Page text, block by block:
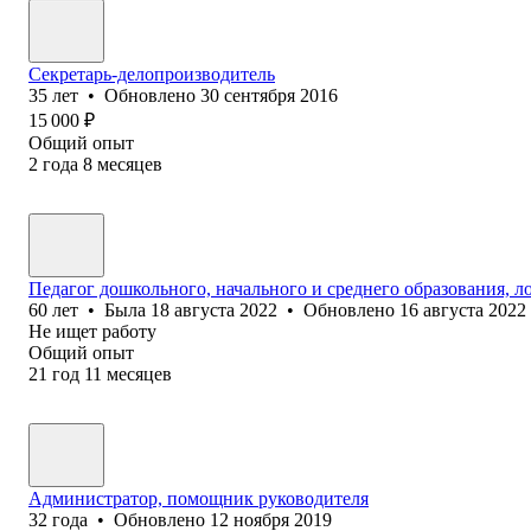
Секретарь-делопроизводитель
35 лет • Обновлено 30 сентября 2016
15 000 ₽
Общий опыт
2 года 8 месяцев
Педагог дошкольного, начального и среднего образования,
60 лет • Была 18 августа 2022 • Обновлено 16 августа 2022
Не ищет работу
Общий опыт
21 год 11 месяцев
Администратор, помощник руководителя
32 года • Обновлено 12 ноября 2019